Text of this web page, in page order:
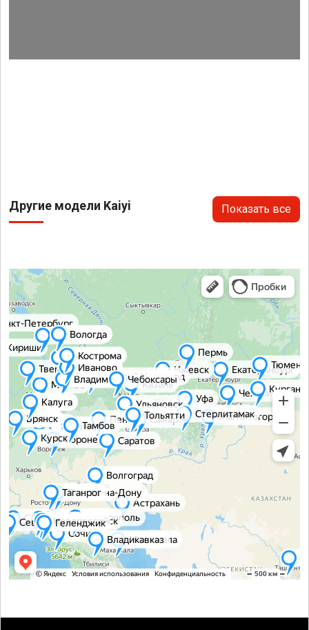
Другие модели Kaiyi Показать все